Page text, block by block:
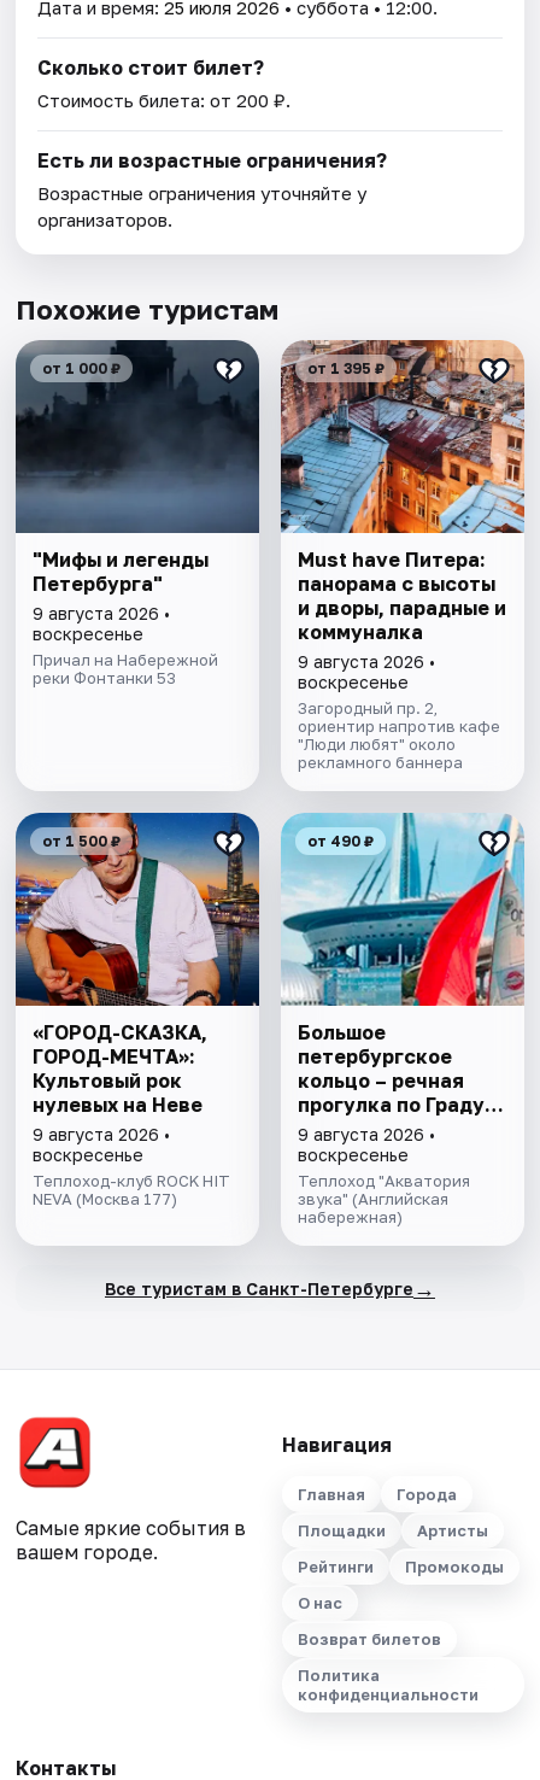
Дата и время:25 июля 2026 • суббота • 12:00.
Сколько стоит билет?
Стоимость билета: от 200 ₽.
Есть ли возрастные ограничения?
Возрастные ограничения уточняйте у
организаторов.
Похожие туристам
от 1 000 ₽
"Мифы и легенды
Петербурга"
9 августа 2026 •
воскресенье
Причал на Набережной
реки Фонтанки 53
от 1 395 ₽
Must have Питера:
панорама с высоты
и дворы, парадные и
коммуналка
9 августа 2026 •
воскресенье
Загородный пр. 2,
ориентир напротив кафе
"Люди любят" около
рекламного баннера
от 1 500 ₽
«ГОРОД-СКАЗКА,
ГОРОД-МЕЧТА»:
Культовый рок
нулевых на Неве
9 августа 2026 •
воскресенье
Теплоход-клуб ROCK HIT
NEVA (Москва 177)
от 490 ₽
Большое
петербургское
кольцо – речная
прогулка пo Граду
на Неве с
авторской
экскурсией и живой
музыкой в тёплом
салоне теплохода
9 августа 2026 •
воскресенье
Теплоход "Акватория
звука" (Английская
набережная)
Все туристам в Санкт-Петербурге →
Самые яркие события в
вашем городе.
Навигация
Главная
Города
Площадки
Артисты
Рейтинги
Промокоды
О нас
Возврат билетов
Политика
конфиденциальности
Контакты